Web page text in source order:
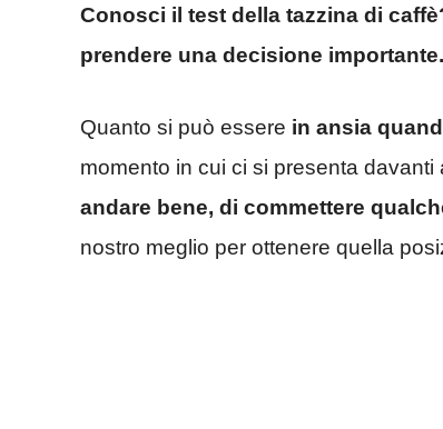
Conosci il test della tazzina di
prendere una decisione importante.
Quanto si può essere in ansia
momento in cui ci si presenta davanti
andare bene, di commettere
nostro meglio per ottenere quella